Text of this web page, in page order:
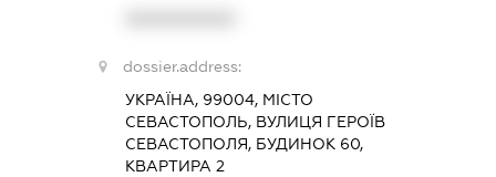
dossier.address:
УКРАЇНА, 99004, МІСТО
СЕВАСТОПОЛЬ, ВУЛИЦЯ ГЕРОЇВ
СЕВАСТОПОЛЯ, БУДИНОК 60,
КВАРТИРА 2